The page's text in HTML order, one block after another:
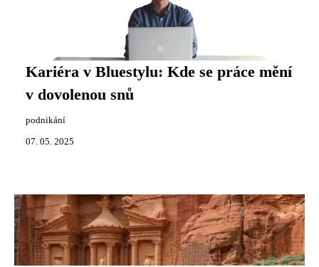
Kariéra v Bluestylu: Kde se práce mění
v dovolenou snů
podnikání
07. 05. 2025